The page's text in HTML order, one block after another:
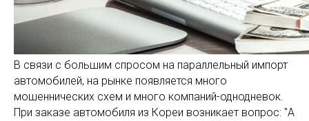
В связи с большим спросом на параллельный импорт
автомобилей, на рынке появляется много
мошеннических схем и много компаний-однодневок.
При заказе автомобиля из Кореи возникает вопрос: "А